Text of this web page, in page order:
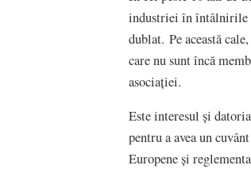
industriei în întâlnirile
dublat. Pe această
care nu sunt încă
asociației.
Este interesul și
pentru a avea un
Europene și